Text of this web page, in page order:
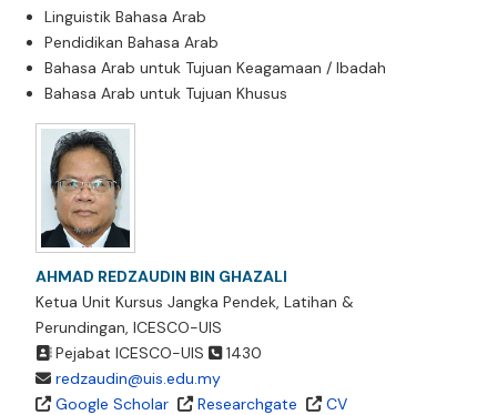
Linguistik Bahasa Arab
Pendidikan Bahasa Arab
Bahasa Arab untuk Tujuan Keagamaan / Ibadah
Bahasa Arab untuk Tujuan Khusus
AHMAD REDZAUDIN BIN GHAZALI
Ketua Unit Kursus Jangka Pendek, Latihan &
Perundingan, ICESCO-UIS
Pejabat ICESCO-UIS
1430
redzaudin@uis.edu.my
Google Scholar
Researchgate
CV